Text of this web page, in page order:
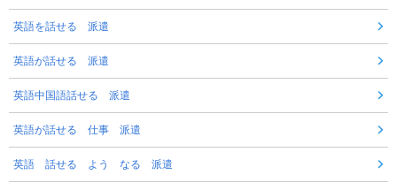
英語を話せる 派遣
英語が話せる 派遣
英語中国語話せる 派遣
英語が話せる 仕事 派遣
英語 話せる よう なる 派遣